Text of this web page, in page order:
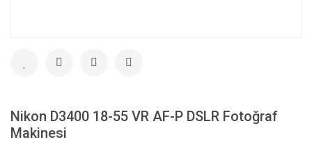
Nikon D3400 18-55 VR AF-P DSLR Fotoğraf
Makinesi